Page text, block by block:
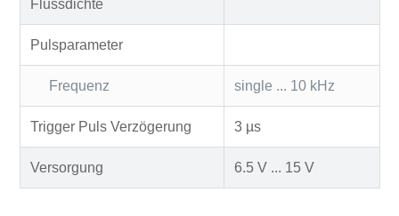
Flussdichte
Pulsparameter
Frequenz single ... 10 kHz
Trigger Puls Verzögerung 3 µs
Versorgung 6.5 V ... 15 V